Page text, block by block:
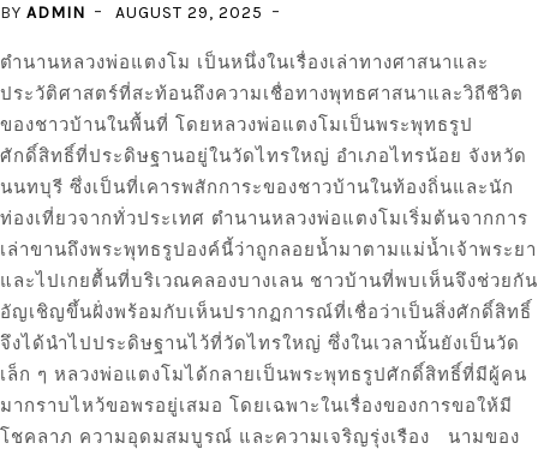
BY ADMIN AUGUST 29, 2025
ตำนานหลวงพ่อแตงโม เป็นหนึ่งในเรื่องเล่าทางศาสนาและ
ประวัติศาสตร์ที่สะท้อนถึงความเชื่อทางพุทธศาสนาและวิถีชีวิต
ของชาวบ้านในพื้นที่ โดยหลวงพ่อแตงโมเป็นพระพุทธรูป
ศักดิ์สิทธิ์ที่ประดิษฐานอยู่ในวัดไทรใหญ่ อำเภอไทรน้อย จังหวัด
นนทบุรี ซึ่งเป็นที่เคารพสักการะของชาวบ้านในท้องถิ่นและนัก
ท่องเที่ยวจากทั่วประเทศ ตำนานหลวงพ่อแตงโมเริ่มต้นจากการ
เล่าขานถึงพระพุทธรูปองค์นี้ว่าถูกลอยน้ำมาตามแม่น้ำเจ้าพระยา
และไปเกยตื้นที่บริเวณคลองบางเลน ชาวบ้านที่พบเห็นจึงช่วยกัน
อัญเชิญขึ้นฝั่งพร้อมกับเห็นปรากฏการณ์ที่เชื่อว่าเป็นสิ่งศักดิ์สิทธิ์
จึงได้นำไปประดิษฐานไว้ที่วัดไทรใหญ่ ซึ่งในเวลานั้นยังเป็นวัด
เล็ก ๆ หลวงพ่อแตงโมได้กลายเป็นพระพุทธรูปศักดิ์สิทธิ์ที่มีผู้คน
มากราบไหว้ขอพรอยู่เสมอ โดยเฉพาะในเรื่องของการขอให้มี
โชคลาภ ความอุดมสมบูรณ์ และความเจริญรุ่งเรือง นามของ